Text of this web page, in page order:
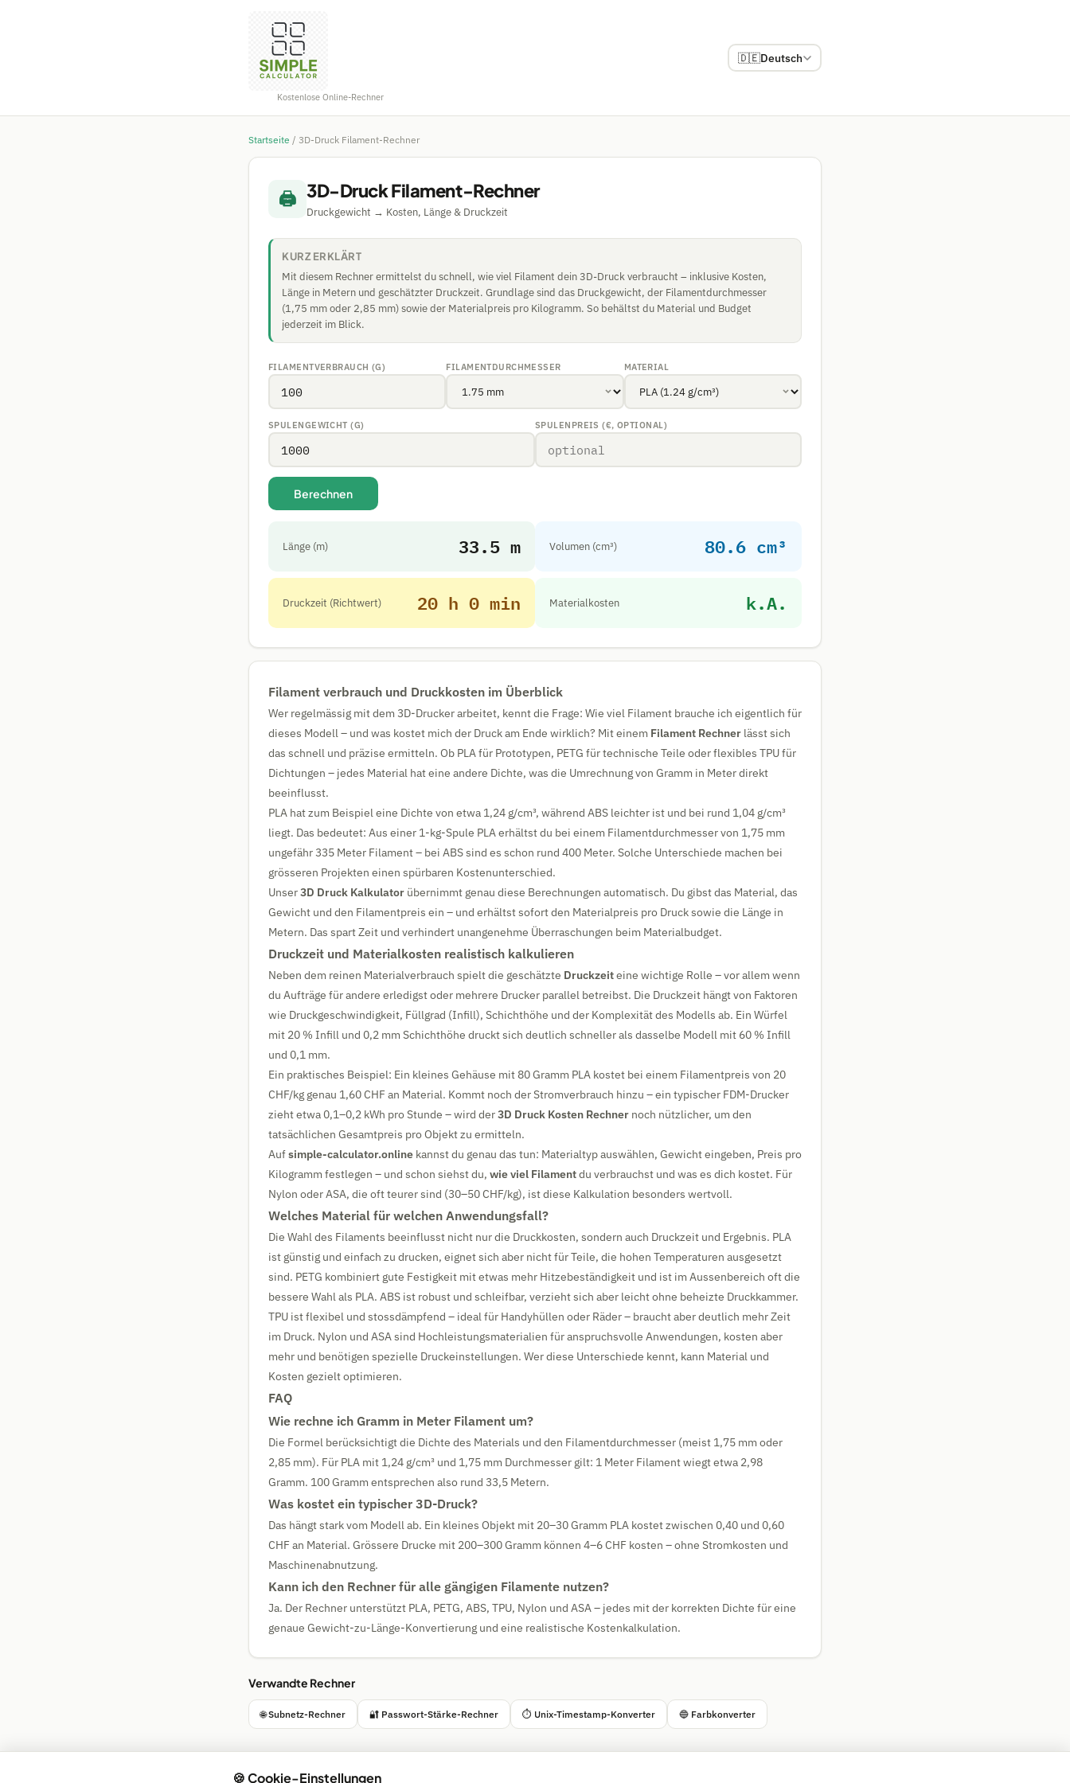
Kostenlose Online-Rechner
🇩🇪Deutsch
Startseite / 3D-Druck Filament-Rechner
🖨️ 3D-Druck Filament-Rechner
Druckgewicht → Kosten, Länge & Druckzeit
KURZ ERKLÄRT
Mit diesem Rechner ermittelst du schnell, wie viel Filament dein 3D-Druck verbraucht – inklusive Kosten,
Länge in Metern und geschätzter Druckzeit. Grundlage sind das Druckgewicht, der Filamentdurchmesser
(1,75 mm oder 2,85 mm) sowie der Materialpreis pro Kilogramm. So behältst du Material und Budget
jederzeit im Blick.
FILAMENTVERBRAUCH (G) FILAMENTDURCHMESSER MATERIAL
SPULENGEWICHT (G) SPULENPREIS (€, OPTIONAL)
Berechnen
Länge (m) 33.5 m Volumen (cm³) 80.6 cm³
Druckzeit (Richtwert) 20 h 0 min Materialkosten k.A.
Filament verbrauch und Druckkosten im Überblick
Wer regelmässig mit dem 3D-Drucker arbeitet, kennt die Frage: Wie viel Filament brauche ich eigentlich für
dieses Modell – und was kostet mich der Druck am Ende wirklich? Mit einem Filament Rechner lässt sich
das schnell und präzise ermitteln. Ob PLA für Prototypen, PETG für technische Teile oder flexibles TPU für
Dichtungen – jedes Material hat eine andere Dichte, was die Umrechnung von Gramm in Meter direkt
beeinflusst.
PLA hat zum Beispiel eine Dichte von etwa 1,24 g/cm³, während ABS leichter ist und bei rund 1,04 g/cm³
liegt. Das bedeutet: Aus einer 1-kg-Spule PLA erhältst du bei einem Filamentdurchmesser von 1,75 mm
ungefähr 335 Meter Filament – bei ABS sind es schon rund 400 Meter. Solche Unterschiede machen bei
grösseren Projekten einen spürbaren Kostenunterschied.
Unser3D Druck Kalkulator übernimmt genau diese Berechnungen automatisch. Du gibst das Material, das
Gewicht und den Filamentpreis ein – und erhältst sofort den Materialpreis pro Druck sowie die Länge in
Metern. Das spart Zeit und verhindert unangenehme Überraschungen beim Materialbudget.
Druckzeit und Materialkosten realistisch kalkulieren
Neben dem reinen Materialverbrauch spielt die geschätzte Druckzeiteine wichtige Rolle – vor allem wenn
du Aufträge für andere erledigst oder mehrere Drucker parallel betreibst. Die Druckzeit hängt von Faktoren
wie Druckgeschwindigkeit, Füllgrad (Infill), Schichthöhe und der Komplexität des Modells ab. Ein Würfel
mit 20 % Infill und 0,2 mm Schichthöhe druckt sich deutlich schneller als dasselbe Modell mit 60 % Infill
und 0,1 mm.
Ein praktisches Beispiel: Ein kleines Gehäuse mit 80 Gramm PLA kostet bei einem Filamentpreis von 20
CHF/kg genau 1,60 CHF an Material. Kommt noch der Stromverbrauch hinzu – ein typischer FDM-Drucker
zieht etwa 0,1–0,2 kWh pro Stunde – wird der3D Druck Kosten Rechner noch nützlicher, um den
tatsächlichen Gesamtpreis pro Objekt zu ermitteln.
Aufsimple-calculator.online kannst du genau das tun: Materialtyp auswählen, Gewicht eingeben, Preis pro
Kilogramm festlegen – und schon siehst du, wie viel Filamentdu verbrauchst und was es dich kostet. Für
Nylon oder ASA, die oft teurer sind (30–50 CHF/kg), ist diese Kalkulation besonders wertvoll.
Welches Material für welchen Anwendungsfall?
Die Wahl des Filaments beeinflusst nicht nur die Druckkosten, sondern auch Druckzeit und Ergebnis. PLA
ist günstig und einfach zu drucken, eignet sich aber nicht für Teile, die hohen Temperaturen ausgesetzt
sind. PETG kombiniert gute Festigkeit mit etwas mehr Hitzebeständigkeit und ist im Aussenbereich oft die
bessere Wahl als PLA. ABS ist robust und schleifbar, verzieht sich aber leicht ohne beheizte Druckkammer.
TPU ist flexibel und stossdämpfend – ideal für Handyhüllen oder Räder – braucht aber deutlich mehr Zeit
im Druck. Nylon und ASA sind Hochleistungsmaterialien für anspruchsvolle Anwendungen, kosten aber
mehr und benötigen spezielle Druckeinstellungen. Wer diese Unterschiede kennt, kann Material und
Kosten gezielt optimieren.
FAQ
Wie rechne ich Gramm in Meter Filament um?
Die Formel berücksichtigt die Dichte des Materials und den Filamentdurchmesser (meist 1,75 mm oder
2,85 mm). Für PLA mit 1,24 g/cm³ und 1,75 mm Durchmesser gilt: 1 Meter Filament wiegt etwa 2,98
Gramm. 100 Gramm entsprechen also rund 33,5 Metern.
Was kostet ein typischer 3D-Druck?
Das hängt stark vom Modell ab. Ein kleines Objekt mit 20–30 Gramm PLA kostet zwischen 0,40 und 0,60
CHF an Material. Grössere Drucke mit 200–300 Gramm können 4–6 CHF kosten – ohne Stromkosten und
Maschinenabnutzung.
Kann ich den Rechner für alle gängigen Filamente nutzen?
Ja. Der Rechner unterstützt PLA, PETG, ABS, TPU, Nylon und ASA – jedes mit der korrekten Dichte für eine
genaue Gewicht-zu-Länge-Konvertierung und eine realistische Kostenkalkulation.
Verwandte Rechner
🌐 Subnetz-Rechner 🔐 Passwort-Stärke-Rechner ⏱ Unix-Timestamp-Konverter 🔵 Farbkonverter
🍪 Cookie-Einstellungen